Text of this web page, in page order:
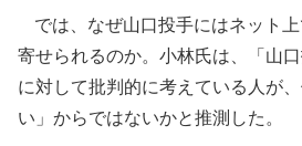
では、なぜ山口投手にはネット
寄せられるのか。小林氏は、「山
に対して批判的に考えている人が
い」からではないかと推測した。